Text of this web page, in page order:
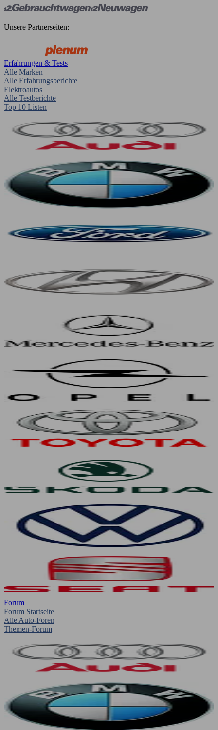
Unsere Partnerseiten:
Erfahrungen & Tests
Alle Marken
Alle Erfahrungsberichte
Elektroautos
Alle Testberichte
Top 10 Listen
Forum
Forum Startseite
Alle Auto-Foren
Themen-Forum